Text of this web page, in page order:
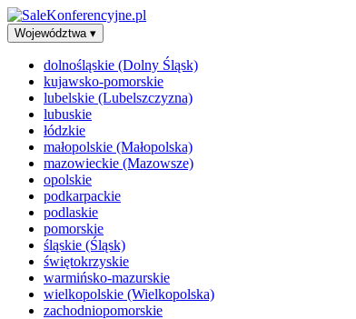
Województwa ▾
dolnośląskie (Dolny Śląsk)
kujawsko-pomorskie
lubelskie (Lubelszczyzna)
lubuskie
łódzkie
małopolskie (Małopolska)
mazowieckie (Mazowsze)
opolskie
podkarpackie
podlaskie
pomorskie
śląskie (Śląsk)
świętokrzyskie
warmińsko-mazurskie
wielkopolskie (Wielkopolska)
zachodniopomorskie